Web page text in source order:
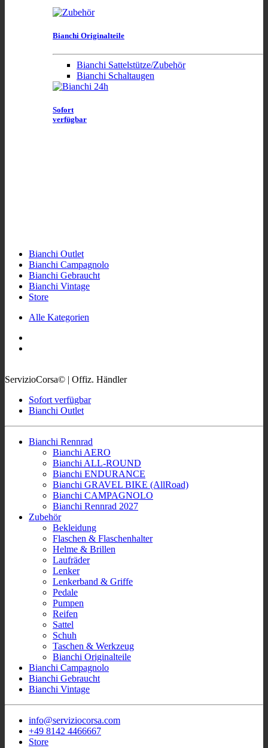
Bianchi Originalteile
Bianchi Sattelstütze/Zubehör
Bianchi Schaltaugen
Sofort
verfügbar
Bianchi Outlet
Bianchi Campagnolo
Bianchi Gebraucht
Bianchi Vintage
Store
Alle Kategorien
ServizioCorsa© | Offiz. Händler
Sofort verfügbar
Bianchi Outlet
Bianchi Rennrad
Bianchi AERO
Bianchi ALL-ROUND
Bianchi ENDURANCE
Bianchi GRAVEL BIKE (AllRoad)
Bianchi CAMPAGNOLO
Bianchi Rennrad 2027
Zubehör
Bekleidung
Flaschen & Flaschenhalter
Helme & Brillen
Laufräder
Lenker
Lenkerband & Griffe
Pedale
Pumpen
Reifen
Sattel
Schuh
Taschen & Werkzeug
Bianchi Originalteile
Bianchi Campagnolo
Bianchi Gebraucht
Bianchi Vintage
info@serviziocorsa.com
+49 8142 4466667
Store